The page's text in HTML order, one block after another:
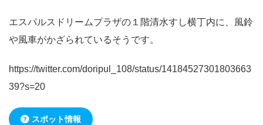
エスパルスドリームプラザの１階清水すし横丁内に、風鈴
や風車がかざられているそうです。
https://twitter.com/doripul_108/status/14184527301803663
39?s=20
スポット情報